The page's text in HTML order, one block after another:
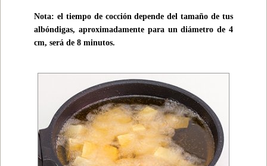
Nota: el tiempo de cocción depende del tamaño de tus
albóndigas, aproximadamente para un diámetro de 4
cm, será de 8 minutos.